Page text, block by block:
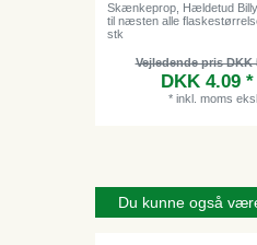
Skænkeprop, Hældetud
til næsten alle
stk
Vejledende pris DKK
DKK 4.09 *
* inkl. moms
Du kunne også